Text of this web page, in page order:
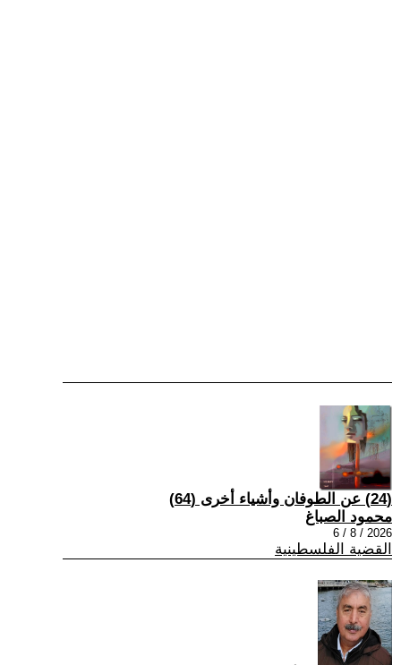
(24) عن الطوفان وأشياء أخرى (64)
محمود الصباغ
2026 / 8 / 6
القضية الفلسطينية